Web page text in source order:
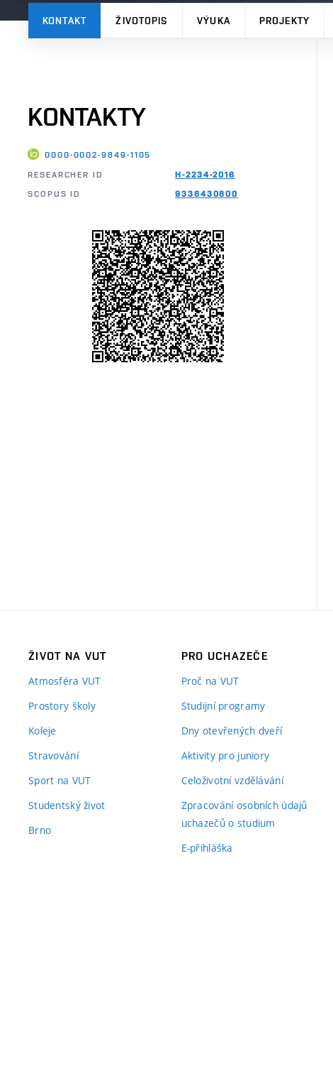
KONTAKT ŽIVOTOPIS VÝUKA PROJEKTY
KONTAKTY
0000-0002-9849-1105
RESEARCHER ID
H-2234-2016
SCOPUS ID
9336430800
ŽIVOT NA VUT
Atmosféra VUT
Prostory školy
Koleje
Stravování
Sport na VUT
Studentský život
Brno
PRO UCHAZEČE
Proč na VUT
Studijní programy
Dny otevřených dveří
Aktivity pro juniory
Celoživotní vzdělávání
Zpracování osobních údajů
uchazečů o studium
E-přihláška